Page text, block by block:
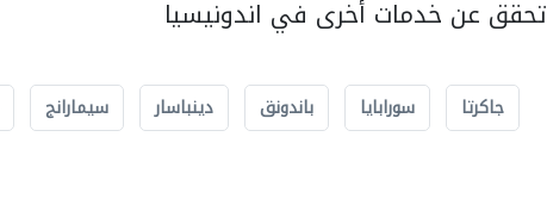
تحقق عن خدمات أخرى في اندونيسيا
جاكرتا سورابايا باندونق دينباسار سيمارانج